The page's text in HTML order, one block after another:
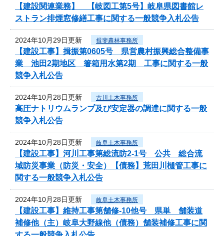
【建設関連業務】 【岐図工第5号】岐阜県図書館レ
ストラン排煙窓修繕工事に関する一般競争入札公告
2024年10月29日更新 揖斐農林事務所
【建設工事】揖振第0605号 県営農村振興総合整備事
業 池田2期地区 箸箱用水第2期 工事に関する一般
競争入札公告
2024年10月28日更新 古川土木事務所
高圧ナトリウムランプ及び安定器の調達に関する一般
競争入札公告
2024年10月28日更新 岐阜土木事務所
【建設工事】河川工事第総流防2-1号 公共 総合流
域防災事業（防災・安全）【債務】荒田川樋管工事に
関する一般競争入札公告
2024年10月28日更新 岐阜土木事務所
【建設工事】維持工事第舗修-10他号 県単 舗装道
補修他（主）岐阜大野線他（債務）舗装補修工事に関